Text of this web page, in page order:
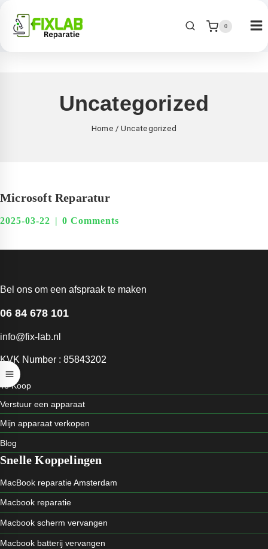
0
Uncategorized
Home / Uncategorized
Microsoft Reparatur
2025-03-22 0 Comments
Bel ons om een afspraak te maken
06 84 678 101
info@fix-lab.nl
KVK Number : 85843202
Te Koop
Verstuur een apparaat
Mijn apparaat verkopen
Blog
Snelle Koppelingen
MacBook reparatie Amsterdam
Macbook reparatie
Macbook scherm vervangen
Macbook batterij vervangen